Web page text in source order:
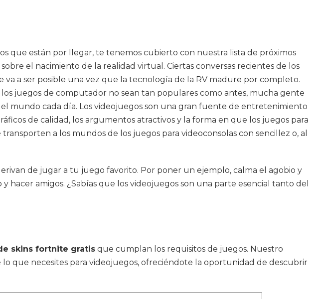
que están por llegar, te tenemos cubierto con nuestra lista de próximos
el nacimiento de la realidad virtual. Ciertas conversas recientes de los
a ser posible una vez que la tecnología de la RV madure por completo.
juegos de computador no sean tan populares como antes, mucha gente
mundo cada día. Los videojuegos son una gran fuente de entretenimiento
de calidad, los argumentos atractivos y la forma en que los juegos para
a los mundos de los juegos para videoconsolas con sencillez o, al
de jugar a tu juego favorito. Por poner un ejemplo, calma el agobio y
amigos. ¿Sabías que los videojuegos son una parte esencial tanto del
skins fortnite gratis que cumplan los requisitos de juegos. Nuestro
que necesites para videojuegos, ofreciéndote la oportunidad de descubrir